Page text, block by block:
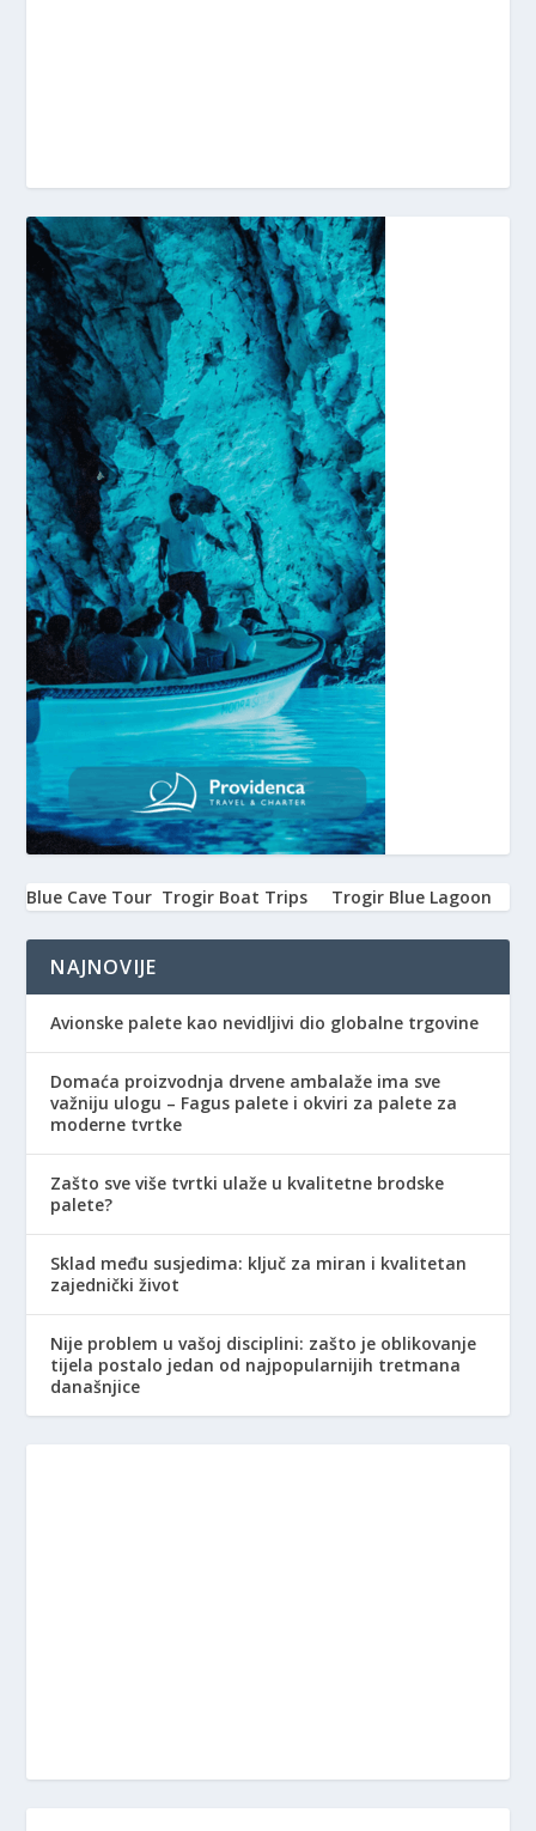
Blue Cave Tour Trogir Boat Trips Trogir Blue Lagoon
NAJNOVIJE
Avionske palete kao nevidljivi dio globalne trgovine
Domaća proizvodnja drvene ambalaže ima sve
važniju ulogu – Fagus palete i okviri za palete za
moderne tvrtke
Zašto sve više tvrtki ulaže u kvalitetne brodske
palete?
Sklad među susjedima: ključ za miran i kvalitetan
zajednički život
Nije problem u vašoj disciplini: zašto je oblikovanje
tijela postalo jedan od najpopularnijih tretmana
današnjice